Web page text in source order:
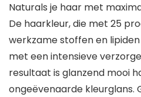
Naturals je haar met
De haarkleur, die met 25
werkzame stoffen en
met een intensieve
resultaat is glanzend mooi
ongeëvenaarde kleurglans.